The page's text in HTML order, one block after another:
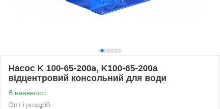
Насос K 100-65-200а, K100-65-200а
відцентровий консольний для води
В наявності
Опт і роздріб